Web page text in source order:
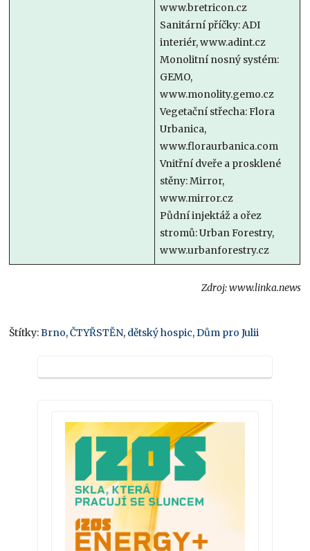
www.bretricon.cz
Sanitární příčky: ADI
interiér, www.adint.cz
Monolitní nosný systém:
GEMO,
www.monolity.gemo.cz
Vegetační střecha: Flora
Urbanica,
www.floraurbanica.com
Vnitřní dveře a prosklené
stěny: Mirror,
www.mirror.cz
Půdní injektáž a ořez
stromů: Urban Forestry,
www.urbanforestry.cz
Zdroj: www.linka.news
Štítky:Brno,ČTYŘSTĚN, dětský hospic,Dům pro Julii